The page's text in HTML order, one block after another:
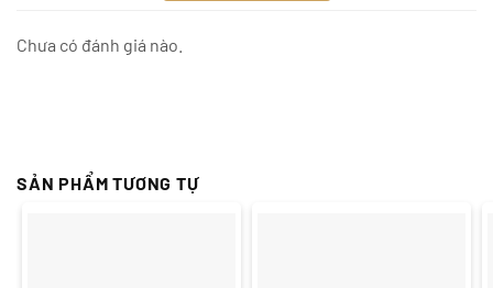
Chưa có đánh giá nào.
SẢN PHẨM TƯƠNG TỰ